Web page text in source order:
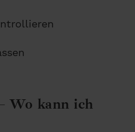
Wo kann ich